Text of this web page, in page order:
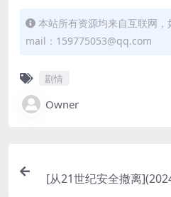
本站所有资源均来自互联网
mail：159775053@qq.com
剧情
Owner
[从21世纪安全撤离